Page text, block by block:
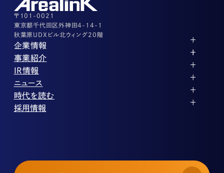
その他上記に当てはまらない案件等
03-3526-8556
〒101-0021
東京都千代田区外神田4-14-1
秋葉原UDXビル北ウィング20階
企業情報
代表メッセージ
企業理念
会社概要
役員紹介
沿革
コーポレートガバナンス
事業紹介
ストレージ事業
パートナー制度
ストレージライフ
土地権利整備事業
オフィス事業
アセット事業
IR情報
IRカレンダー
中期経営計画
事業等のリスク
株式・株主情報
個人投資家の皆様へ
ニュース
PR
IR
時代を読む
投稿一覧
採用情報
採用エントリー